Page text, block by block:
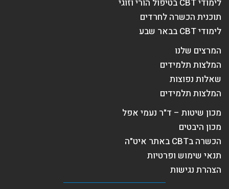
לימודי CBT בטיפול הורי וזוגי
תוכנית הכשרה לחרדים
לימודי CBT בבאר שבע
המרצים שלנו
המלצות תלמידים
שאלות נפוצות
המלצות תלמידים
מכון שיטות – ד"ר נעמי אפל
מכון היבטים
הכשרה בCBT באתר איט"ה
תנאי שימוש ופרטיות
הצהרת נגישות